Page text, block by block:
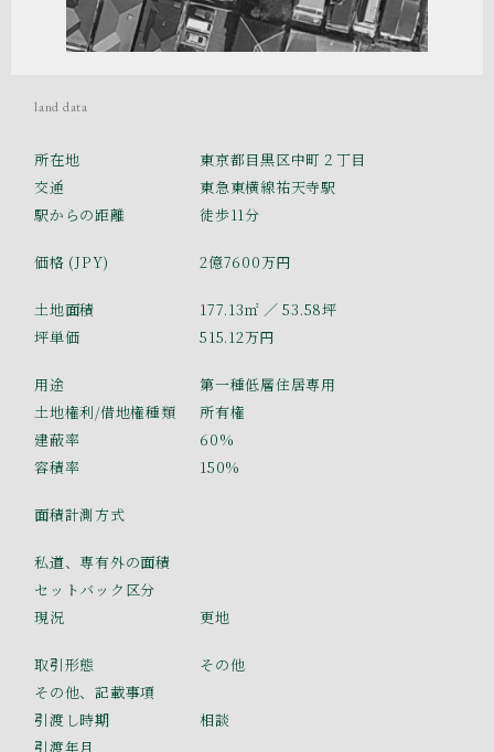
land data
所在地
東京都目黒区中町２丁目
交通
東急東横線祐天寺駅
駅からの距離
徒歩11分
価格 (JPY) 2億7600万円
土地面積 177.13㎡ ／ 53.58坪
坪単価
515.12万円
用途
第一種低層住居専用
土地権利/借地権種類
所有権
建蔽率
60%
容積率
150%
面積計測方式
私道、専有外の面積
セットバック区分
現況
更地
取引形態
その他
その他、記載事項
引渡し時期
相談
引渡年月